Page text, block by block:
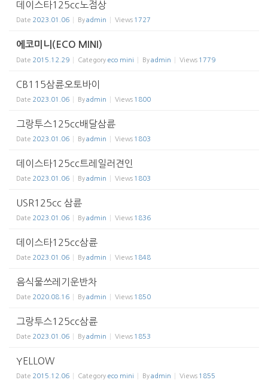
데이스타125cc노점상
Date 2023.01.06 Byadmin Views 1727
에코미니(ECO MINI)
Date 2015.12.29 Category eco mini Byadmin Views 1779
CB115삼륜오토바이
Date 2023.01.06 Byadmin Views 1800
그랑투스125cc배달삼륜
Date 2023.01.06 Byadmin Views 1803
데이스타125cc트레일러견인
Date 2023.01.06 Byadmin Views 1803
USR125cc 삼륜
Date 2023.01.06 Byadmin Views 1836
데이스타125cc삼륜
Date 2023.01.06 Byadmin Views 1848
음식물쓰레기운반차
Date 2020.08.16 Byadmin Views 1850
그랑투스125cc삼륜
Date 2023.01.06 Byadmin Views 1853
YELLOW
Date 2015.12.06 Category eco mini Byadmin Views 1855